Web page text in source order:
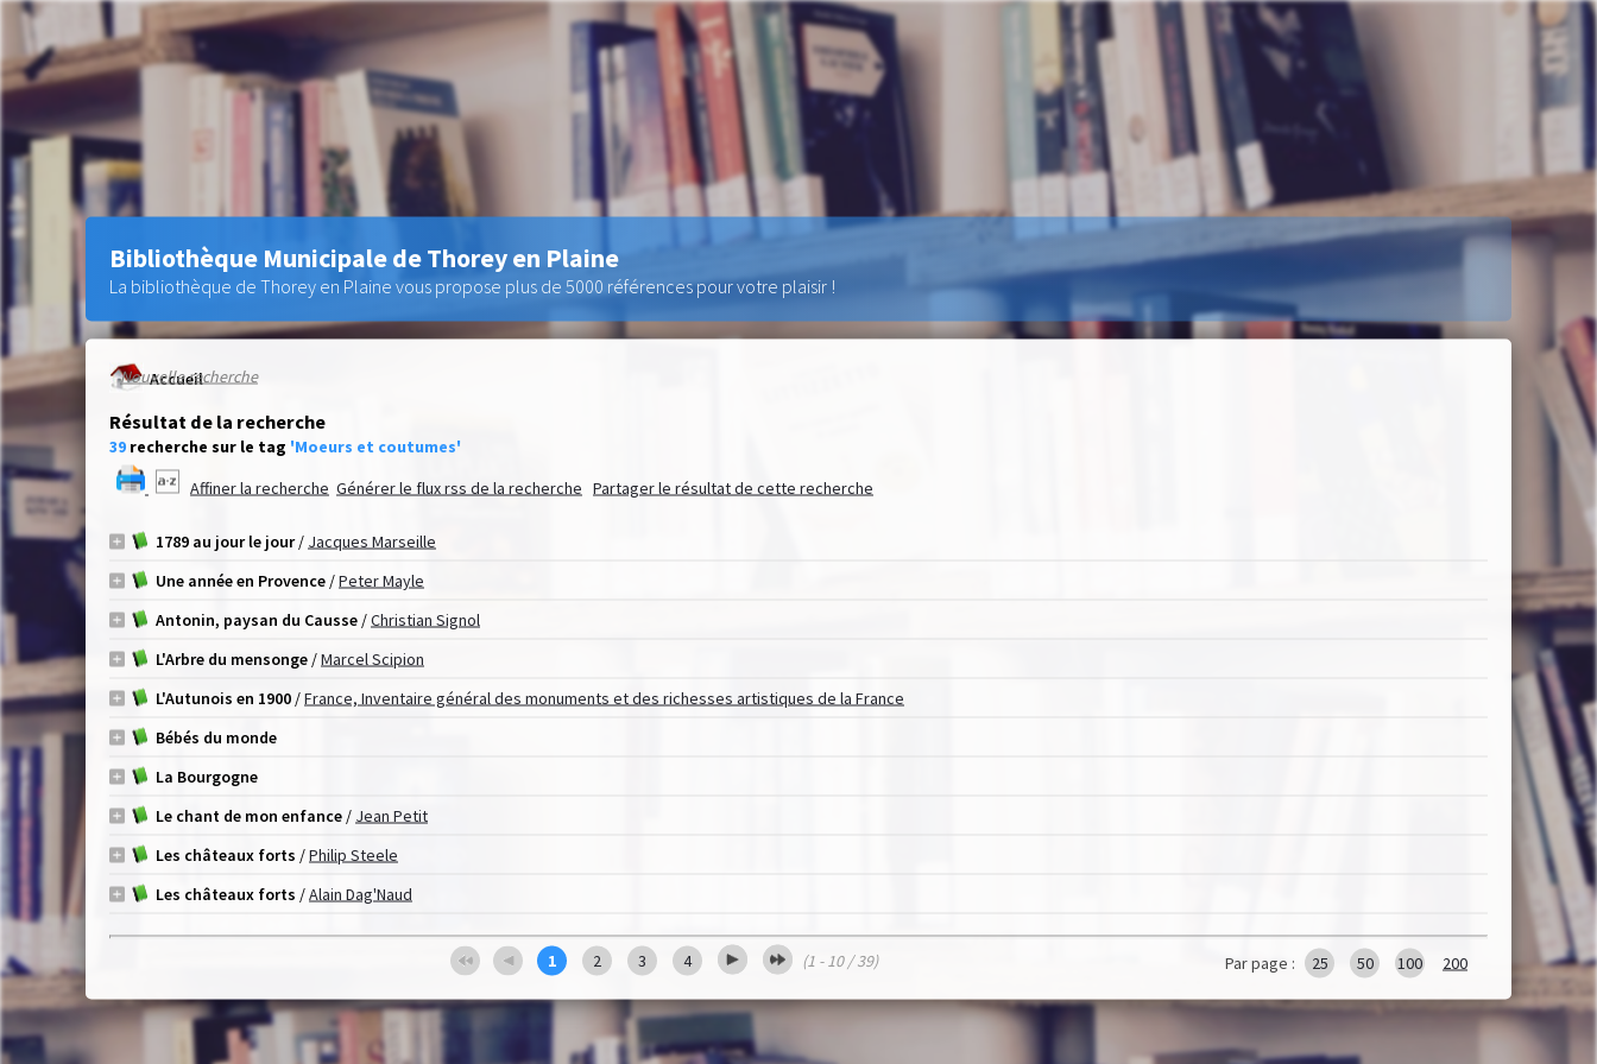
Accueil
Nouvelle recherche
Résultat de la recherche
39 recherche sur le tag 'Moeurs et coutumes'
Affiner la recherche Générer le flux rss de la recherche Partager le résultat de cette recherche
1789 au jour le jour/ Jacques Marseille
Une année en Provence /Peter Mayle
Antonin, paysan du Causse /Christian Signol
L'Arbre du mensonge /Marcel Scipion
L'Autunois en 1900 /France, Inventaire général des monuments et des richesses artistiques de la France
Bébés du monde
La Bourgogne
Le chant de mon enfance / Jean Petit
Les châteaux forts /Philip Steele
Les châteaux forts /Alain Dag'Naud
1 2 3 4 (1 - 10 / 39) Par page : 25 50 100 200
Bibliothèque Municipale de Thorey en Plaine
La bibliothèque de Thorey en Plaine vous propose plus de 5000 références pour votre plaisir !